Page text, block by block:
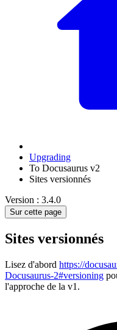
Upgrading
To Docusaurus v2
Sites versionnés
Version : 3.4.0
Sur cette page
Sites versionnés
Lisez d'abord https://
Docusaurus-2#versioning
l'approche de la v1.